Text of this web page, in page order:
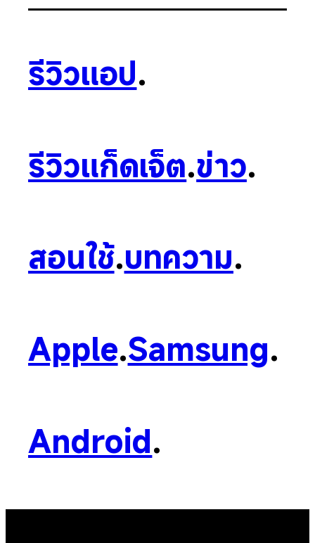
รีวิวแอป.
รีวิวแก็ดเจ็ต.ข่าว.
สอนใช้.บทความ.
Apple.Samsung.
Android.